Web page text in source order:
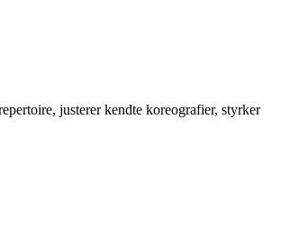
justerer kendte koreografier, styrker